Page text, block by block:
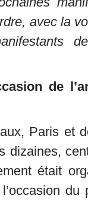
avec la
de
Paris et
dizaines,
était
du